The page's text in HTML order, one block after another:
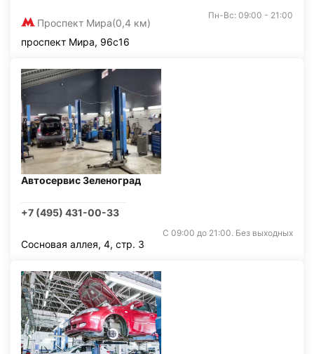
Проспект Мира(0,4 км)
Пн-Вс: 09:00 - 21:00
проспект Мира, 96с16
Автосервис Зеленоград
+7 (495) 431-00-33
С 09:00 до 21:00. Без выходных
Сосновая аллея, 4, стр. 3